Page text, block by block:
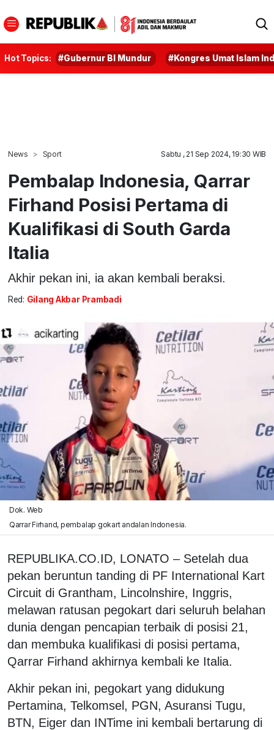
Hot Topics: #Gubernur BI Mundur #Kongres Umat Islam
News Sport Sabtu , 21 Sep 2024, 19:30 WIB
Pembalap Indonesia, Qarrar
Firhand Posisi Pertama di
Kualifikasi di South Garda
Italia
Akhir pekan ini, ia akan kembali beraksi.
Red: Gilang Akbar Prambadi
Dok. Web
Qarrar Firhand, pembalap gokart andalan Indonesia.
REPUBLIKA.CO.ID, LONATO – Setelah dua
pekan beruntun tanding di PF International Kart
Circuit di Grantham, Lincolnshire, Inggris,
melawan ratusan pegokart dari seluruh belahan
dunia dengan pencapian terbaik di posisi 21,
dan membuka kualifikasi di posisi pertama,
Qarrar Firhand akhirnya kembali ke Italia.
Akhir pekan ini, pegokart yang didukung
Pertamina, Telkomsel, PGN, Asuransi Tugu,
BTN, Eiger dan INTime ini kembali bertarung di